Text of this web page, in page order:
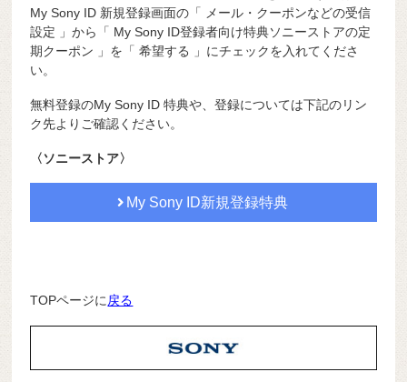
My Sony ID 新規登録画面の「 メール・クーポンなどの受信
設定 」から「 My Sony ID登録者向け特典ソニーストアの定
期クーポン 」を「 希望する 」にチェックを入れてくださ
い。
無料登録のMy Sony ID 特典や、登録については下記のリン
ク先よりご確認ください。
〈ソニーストア〉
My Sony ID新規登録特典
TOPページに 戻る